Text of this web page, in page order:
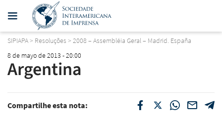
SIPIAPA> Resoluções > 2008 – Assembléia Geral – Madrid. España
8 de mayo de 2013 - 20:00
Argentina
Compartilhe esta nota: